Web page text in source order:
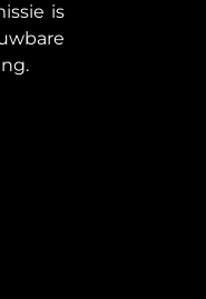
is